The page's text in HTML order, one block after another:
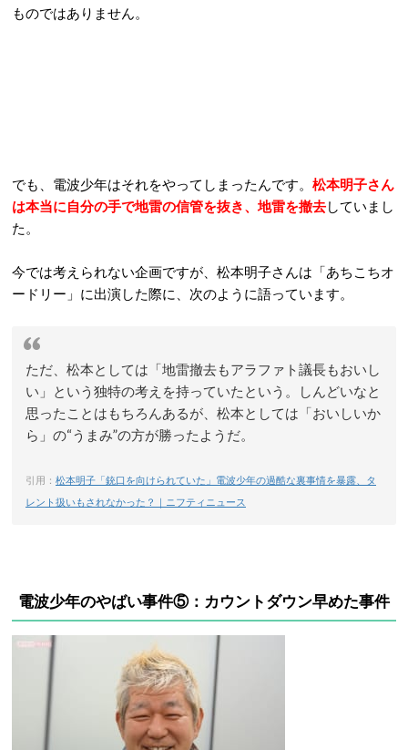
ものではありません。
でも、電波少年はそれをやってしまったんです。 松本明子さん
は本当に自分の手で地雷の信管を抜き、地雷を撤去していまし
た。
今では考えられない企画ですが、松本明子さんは「あちこちオ
ードリー」に出演した際に、次のように語っています。
ただ、松本としては「地雷撤去もアラファト議長もおいし
い」という独特の考えを持っていたという。しんどいなと
思ったことはもちろんあるが、松本としては「おいしいか
ら」の“うまみ”の方が勝ったようだ。
引用： 松本明子「銃口を向けられていた」電波少年の過酷な裏事情を暴露、タ
レント扱いもされなかった？｜ニフティニュース
電波少年のやばい事件⑤：カウントダウン早めた事件